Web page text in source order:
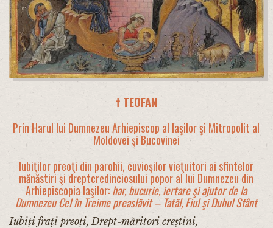
† TEOFAN
Prin Harul lui Dumnezeu Arhiepiscop al Iaşilor şi Mitropolit al
Moldovei şi Bucovinei
Iubiţilor preoţi din parohii, cuvioşilor vieţuitori ai sfintelor
mănăstiri şi dreptcredinciosului popor al lui Dumnezeu din
Arhiepiscopia Iaşilor:har, bucurie, iertare şi ajutor de la
Dumnezeu Cel în Treime preaslăvit – Tatăl, Fiul şi Duhul Sfânt
Iubiți frați preoți, Drept-măritori creștini,